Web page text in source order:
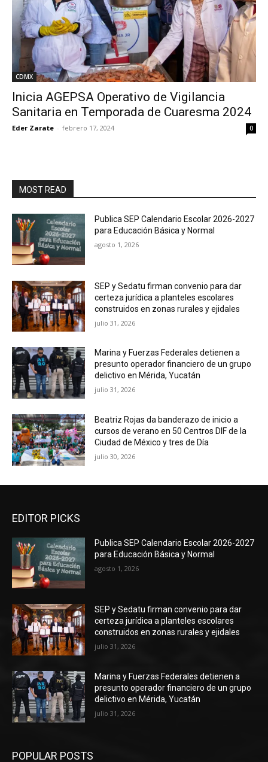
CDMX
Inicia AGEPSA Operativo de Vigilancia
Sanitaria en Temporada de Cuaresma 2024
Eder Zarate - febrero 17, 2024 0
MOST READ
Publica SEP Calendario Escolar 2026-2027
para Educación Básica y Normal
agosto 1, 2026
SEP y Sedatu firman convenio para dar
certeza jurídica a planteles escolares
construidos en zonas rurales y ejidales
julio 31, 2026
Marina y Fuerzas Federales detienen a
presunto operador financiero de un grupo
delictivo en Mérida, Yucatán
julio 31, 2026
Beatriz Rojas da banderazo de inicio a
cursos de verano en 50 Centros DIF de la
Ciudad de México y tres de Día
julio 30, 2026
EDITOR PICKS
Publica SEP Calendario Escolar 2026-2027
para Educación Básica y Normal
agosto 1, 2026
SEP y Sedatu firman convenio para dar
certeza jurídica a planteles escolares
construidos en zonas rurales y ejidales
julio 31, 2026
Marina y Fuerzas Federales detienen a
presunto operador financiero de un grupo
delictivo en Mérida, Yucatán
julio 31, 2026
POPULAR POSTS